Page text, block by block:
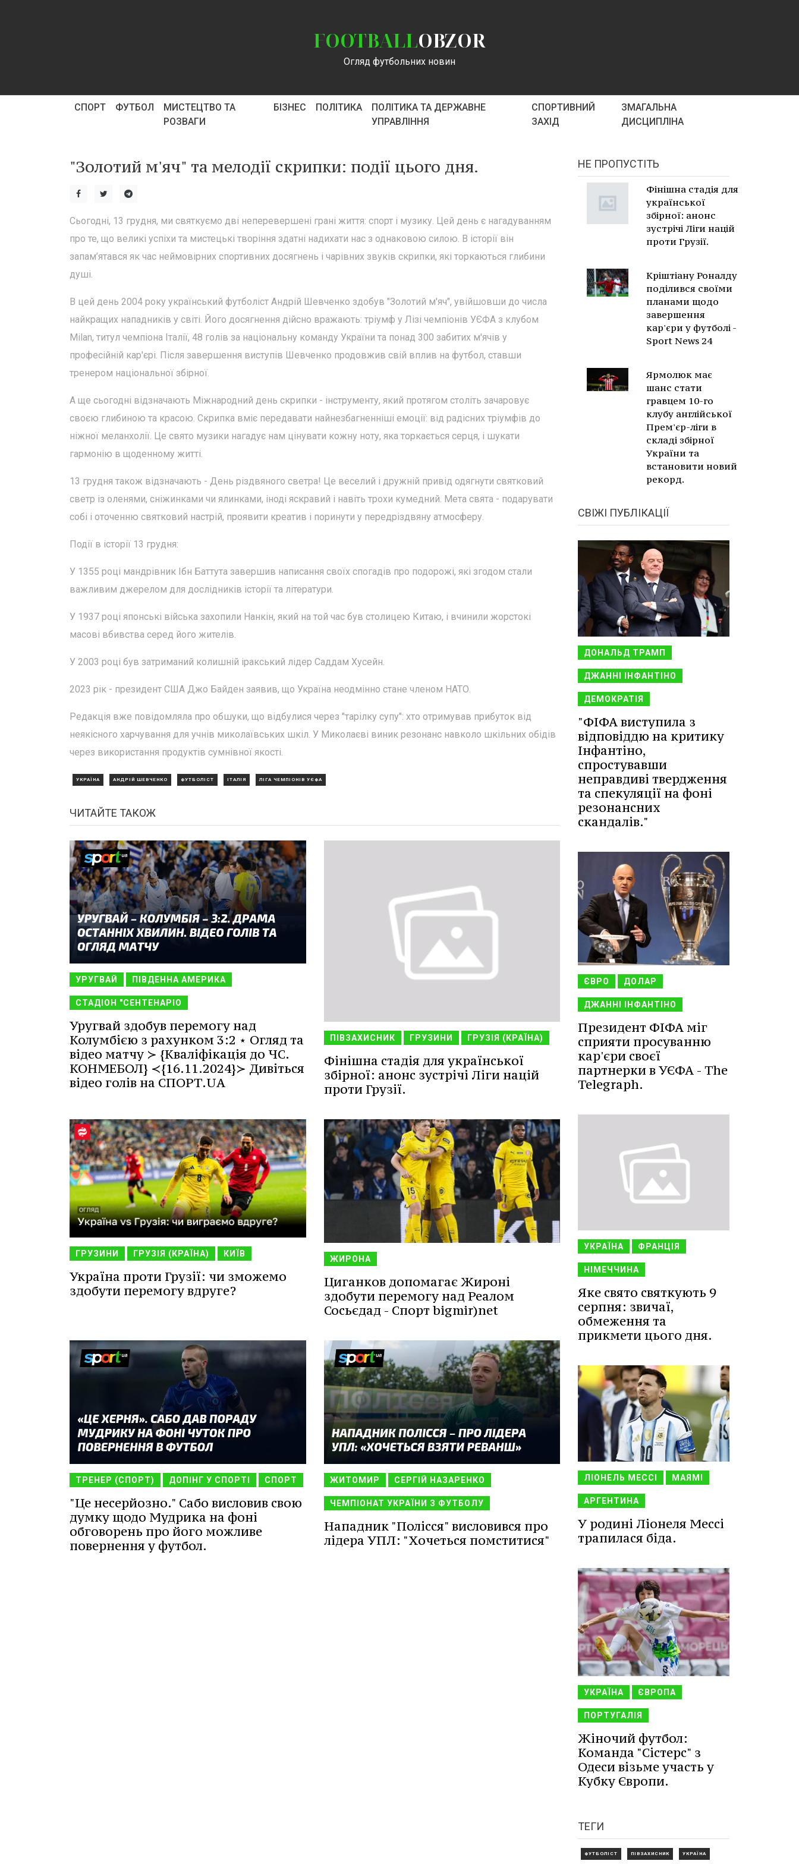
FOOTBALLOBZOR
Огляд футбольних новин
СПОРТ ФУТБОЛ
МИСТЕЦТВО ТА
РОЗВАГИ
БІЗНЕС ПОЛІТИКА
ПОЛІТИКА ТА ДЕРЖАВНЕ
УПРАВЛІННЯ
СПОРТИВНИЙ
ЗАХІД
ЗМАГАЛЬНА
ДИСЦИПЛІНА
"Золотий м'яч" та мелодії скрипки: події цього дня.
Сьогодні, 13 грудня, ми святкуємо дві неперевершені грані життя: спорт і музику. Цей день є нагадуванням
про те, що великі успіхи та мистецькі творіння здатні надихати нас з однаковою силою. В історії він
запам’ятався як час неймовірних спортивних досягнень і чарівних звуків скрипки, які торкаються глибини
душі.
В цей день 2004 року український футболіст Андрій Шевченко здобув "Золотий м'яч", увійшовши до числа
найкращих нападників у світі. Його досягнення дійсно вражають: тріумф у Лізі чемпіонів УЄФА з клубом
Milan, титул чемпіона Італії, 48 голів за національну команду України та понад 300 забитих м'ячів у
професійній кар'єрі. Після завершення виступів Шевченко продовжив свій вплив на футбол, ставши
тренером національної збірної.
А ще сьогодні відзначають Міжнародний день скрипки - інструменту, який протягом століть зачаровує
своєю глибиною та красою. Скрипка вміє передавати найнезбагненніші емоції: від радісних тріумфів до
ніжної меланхолії. Це свято музики нагадує нам цінувати кожну ноту, яка торкається серця, і шукати
гармонію в щоденному житті.
13 грудня також відзначають - День різдвяного светра! Це веселий і дружній привід одягнути святковий
светр із оленями, сніжинками чи ялинками, іноді яскравий і навіть трохи кумедний. Мета свята - подарувати
собі і оточенню святковий настрій, проявити креатив і поринути у передріздвяну атмосферу.
Події в історії 13 грудня:
У 1355 році мандрівник Ібн Баттута завершив написання своїх спогадів про подорожі, які згодом стали
важливим джерелом для дослідників історії та літератури.
У 1937 році японські війська захопили Нанкін, який на той час був столицею Китаю, і вчинили жорстокі
масові вбивства серед його жителів.
У 2003 році був затриманий колишній іракський лідер Саддам Хусейн.
2023 рік - президент США Джо Байден заявив, що Україна неодмінно стане членом НАТО.
Редакція вже повідомляла про обшуки, що відбулися через "тарілку супу": хто отримував прибуток від
неякісного харчування для учнів миколаївських шкіл. У Миколаєві виник резонанс навколо шкільних обідів
через використання продуктів сумнівної якості.
УКРАЇНА АНДРІЙ ШЕВЧЕНКО ФУТБОЛІСТ ІТАЛІЯ ЛІГА ЧЕМПІОНІВ УЄФА
ЧИТАЙТЕ ТАКОЖ
УРУГВАЙ ПІВДЕННА АМЕРИКА
СТАДІОН "СЕНТЕНАРІО
Уругвай здобув перемогу над
Колумбією з рахунком 3:2 ⋆ Огляд та
відео матчу ≻ {Кваліфікація до ЧС.
КОНМЕБОЛ} ≺{16.11.2024}≻ Дивіться
відео голів на СПОРТ.UA
ПІВЗАХИСНИК ГРУЗИНИ ГРУЗІЯ (КРАЇНА)
Фінішна стадія для української
збірної: анонс зустрічі Ліги націй
проти Грузії.
ГРУЗИНИ ГРУЗІЯ (КРАЇНА) КИЇВ
Україна проти Грузії: чи зможемо
здобути перемогу вдруге?
ЖИРОНА
Циганков допомагає Жироні
здобути перемогу над Реалом
Сосьєдад - Спорт bigmir)net
ТРЕНЕР (СПОРТ) ДОПІНГ У СПОРТІ СПОРТ
"Це несерйозно." Сабо висловив свою
думку щодо Мудрика на фоні
обговорень про його можливе
повернення у футбол.
ЖИТОМИР СЕРГІЙ НАЗАРЕНКО
ЧЕМПІОНАТ УКРАЇНИ З ФУТБОЛУ
Нападник "Полісся" висловився про
лідера УПЛ: "Хочеться помститися"
НЕ ПРОПУСТІТЬ
Фінішна стадія для
української
збірної: анонс
зустрічі Ліги націй
проти Грузії.
Кріштіану Роналду
поділився своїми
планами щодо
завершення
кар'єри у футболі -
Sport News 24
Ярмолюк має
шанс стати
гравцем 10-го
клубу англійської
Прем'єр-ліги в
складі збірної
України та
встановити новий
рекорд.
СВІЖІ ПУБЛІКАЦІЇ
ДОНАЛЬД ТРАМП
ДЖАННІ ІНФАНТІНО
ДЕМОКРАТІЯ
"ФІФА виступила з
відповіддю на критику
Інфантіно,
спростувавши
неправдиві твердження
та спекуляції на фоні
резонансних
скандалів."
ЄВРО ДОЛАР
ДЖАННІ ІНФАНТІНО
Президент ФІФА міг
сприяти просуванню
кар'єри своєї
партнерки в УЄФА - The
Telegraph.
УКРАЇНА ФРАНЦІЯ
НІМЕЧЧИНА
Яке свято святкують 9
серпня: звичаї,
обмеження та
прикмети цього дня.
ЛІОНЕЛЬ МЕССІ МАЯМІ
АРГЕНТИНА
У родині Ліонеля Мессі
трапилася біда.
УКРАЇНА ЄВРОПА
ПОРТУГАЛІЯ
Жіночий футбол:
Команда "Сістерс" з
Одеси візьме участь у
Кубку Європи.
ТЕГИ
ФУТБОЛІСТ ПІВЗАХИСНИК УКРАЇНА